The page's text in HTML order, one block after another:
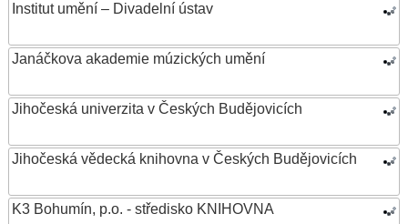
Institut umění – Divadelní ústav
Janáčkova akademie múzických umění
Jihočeská univerzita v Českých Budějovicích
Jihočeská vědecká knihovna v Českých Budějovicích
K3 Bohumín, p.o. - středisko KNIHOVNA